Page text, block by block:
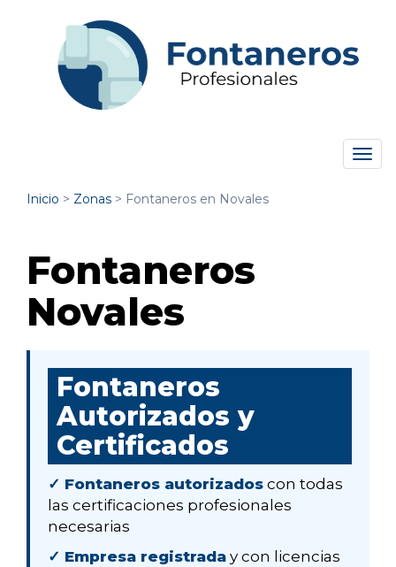
Inicio > Zonas > Fontaneros en Novales
Fontaneros
Novales
Fontaneros
Autorizados y
Certificados
✓ Fontaneros autorizados con todas
las certificaciones profesionales
necesarias
✓ Empresa registrada y con licencias